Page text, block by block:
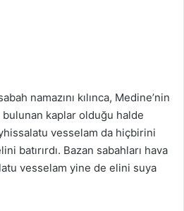
namazını kılınca, Medine’nin
kaplar olduğu halde
vesselam da hiçbirini
batırırdı. Bazan sabahları hava
vesselam yine de elini suya